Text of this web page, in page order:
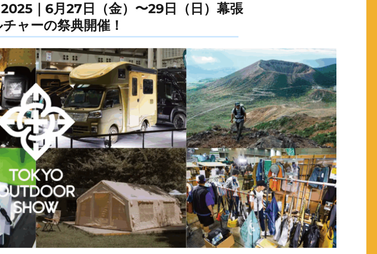
｜6月27日（金）〜29日（日）幕張
ャーの祭典開催！